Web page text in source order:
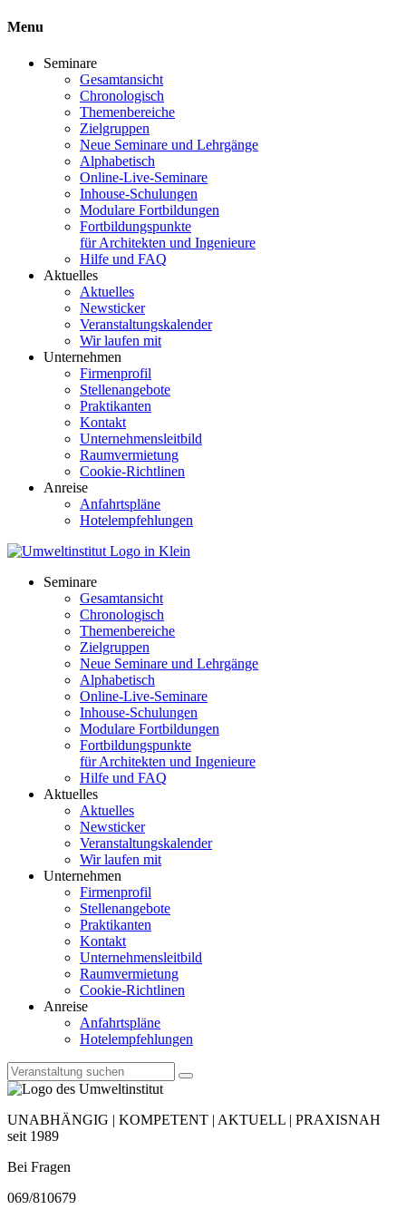
Menu
Seminare
Gesamtansicht
Chronologisch
Themenbereiche
Zielgruppen
Neue Seminare und Lehrgänge
Alphabetisch
Online-Live-Seminare
Inhouse-Schulungen
Modulare Fortbildungen
Fortbildungspunkte
für Architekten und Ingenieure
Hilfe und FAQ
Aktuelles
Aktuelles
Newsticker
Veranstaltungskalender
Wir laufen mit
Unternehmen
Firmenprofil
Stellenangebote
Praktikanten
Kontakt
Unternehmensleitbild
Raumvermietung
Cookie-Richtlinen
Anreise
Anfahrtspläne
Hotelempfehlungen
Seminare
Gesamtansicht
Chronologisch
Themenbereiche
Zielgruppen
Neue Seminare und Lehrgänge
Alphabetisch
Online-Live-Seminare
Inhouse-Schulungen
Modulare Fortbildungen
Fortbildungspunkte
für Architekten und Ingenieure
Hilfe und FAQ
Aktuelles
Aktuelles
Newsticker
Veranstaltungskalender
Wir laufen mit
Unternehmen
Firmenprofil
Stellenangebote
Praktikanten
Kontakt
Unternehmensleitbild
Raumvermietung
Cookie-Richtlinen
Anreise
Anfahrtspläne
Hotelempfehlungen
UNABHÄNGIG | KOMPETENT | AKTUELL | PRAXISNAH
seit 1989
Bei Fragen
069/810679